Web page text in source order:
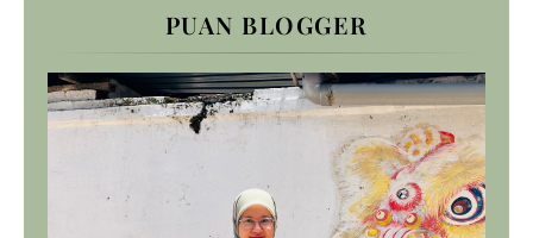
PUAN BLOGGER